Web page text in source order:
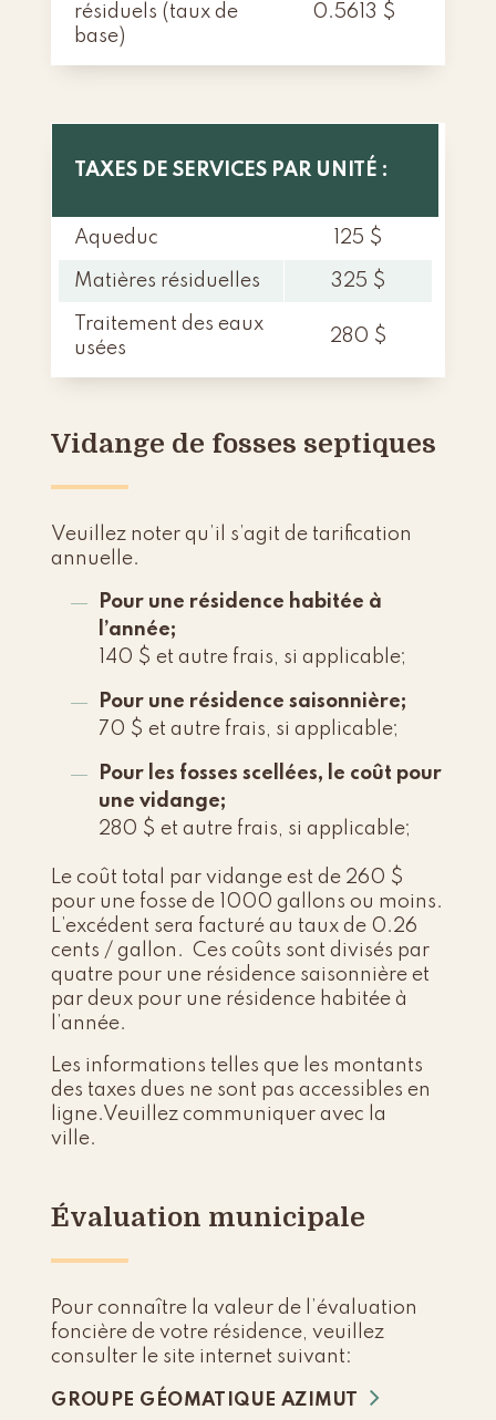
résiduels (taux de
base)
0.5613 $
TAXES DE SERVICES PAR UNITÉ :
Aqueduc 125 $
Matières résiduelles 325 $
Traitement des eaux
usées
280 $
Vidange de fosses septiques
Veuillez noter qu’il s’agit de tarification
annuelle.
Pour une résidence habitée à
l’année;
140 $ et autre frais, si applicable;
Pour une résidence saisonnière;
70 $ et autre frais, si applicable;
Pour les fosses scellées, le coût pour
une vidange;
280 $ et autre frais, si applicable;
Le coût total par vidange est de 260 $
pour une fosse de 1000 gallons ou moins.
L’excédent sera facturé au taux de 0.26
cents / gallon. Ces coûts sont divisés par
quatre pour une résidence saisonnière et
par deux pour une résidence habitée à
l’année.
Les informations telles que les montants
des taxes dues ne sont pas accessibles en
ligne.Veuillez communiquer avec la
ville.
Évaluation municipale
Pour connaître la valeur de l’évaluation
foncière de votre résidence, veuillez
consulter le site internet suivant:
GROUPE GÉOMATIQUE AZIMUT